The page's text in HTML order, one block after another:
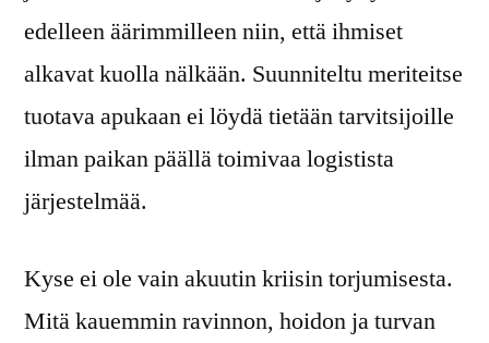
edelleen äärimmilleen niin, että ihmiset
alkavat kuolla nälkään. Suunniteltu meriteitse
tuotava apukaan ei löydä tietään tarvitsijoille
ilman paikan päällä toimivaa logistista
järjestelmää.
Kyse ei ole vain akuutin kriisin torjumisesta.
Mitä kauemmin ravinnon, hoidon ja turvan